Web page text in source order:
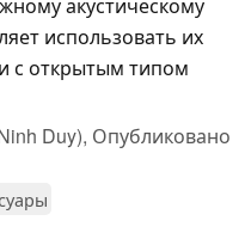
использовать их
с открытым типом
Duy), Опубликовано